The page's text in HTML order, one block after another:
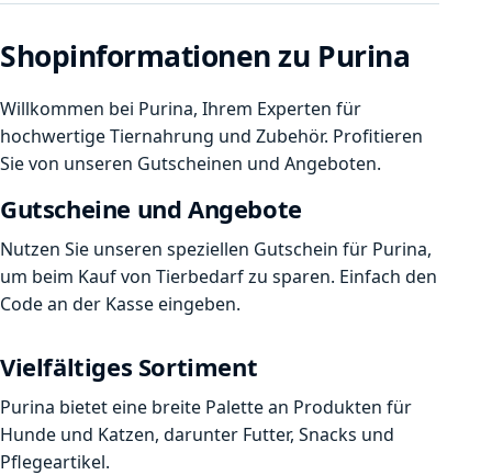
Shopinformationen zu Purina
Willkommen bei Purina, Ihrem Experten für
hochwertige Tiernahrung und Zubehör. Profitieren
Sie von unseren Gutscheinen und Angeboten.
Gutscheine und Angebote
Nutzen Sie unseren speziellen Gutschein für Purina,
um beim Kauf von Tierbedarf zu sparen. Einfach den
Code an der Kasse eingeben.
Vielfältiges Sortiment
Purina bietet eine breite Palette an Produkten für
Hunde und Katzen, darunter Futter, Snacks und
Pflegeartikel.